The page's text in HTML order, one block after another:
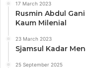
17 March 2023
Rusmin Abdul
Kaum Milenial
23 March 2023
Sjamsul Kadar
25 September 2025